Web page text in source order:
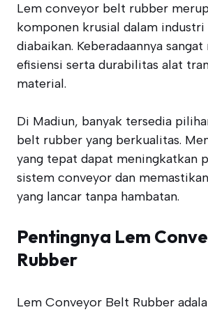
Lem conveyor belt rubber
komponen krusial dalam industri
diabaikan. Keberadaannya
efisiensi serta durabilitas alat
material.
Di Madiun, banyak tersedia
belt rubber yang berkualitas.
yang tepat dapat meningkatkan
sistem conveyor dan
yang lancar tanpa hambatan.
Pentingnya Lem
Rubber
Lem Conveyor Belt Rubber